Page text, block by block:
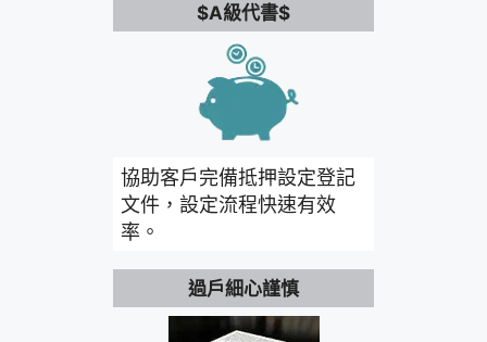
$A級代書$
協助客戶完備抵押設定登記
文件，設定流程快速有效
率。
過戶細心謹慎